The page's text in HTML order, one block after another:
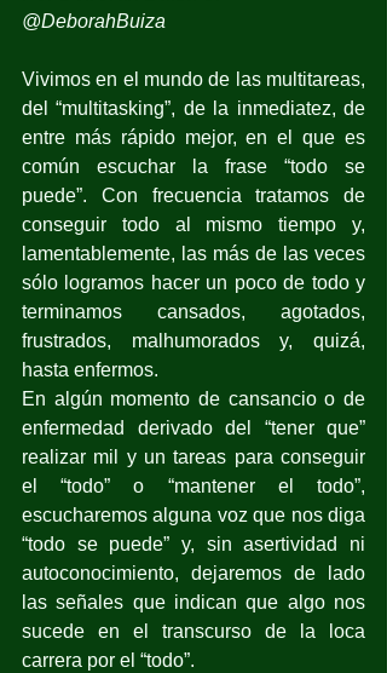
@DeborahBuiza
Vivimos en el mundo de las multitareas,
del “multitasking”, de la inmediatez, de
entre más rápido mejor, en el que es
común escuchar la frase “todo se
puede”. Con frecuencia tratamos de
conseguir todo al mismo tiempo y,
lamentablemente, las más de las veces
sólo logramos hacer un poco de todo y
terminamos cansados, agotados,
frustrados, malhumorados y, quizá,
hasta enfermos.
En algún momento de cansancio o de
enfermedad derivado del “tener que”
realizar mil y un tareas para conseguir
el “todo” o “mantener el todo”,
escucharemos alguna voz que nos diga
“todo se puede” y, sin asertividad ni
autoconocimiento, dejaremos de lado
las señales que indican que algo nos
sucede en el transcurso de la loca
carrera por el “todo”.